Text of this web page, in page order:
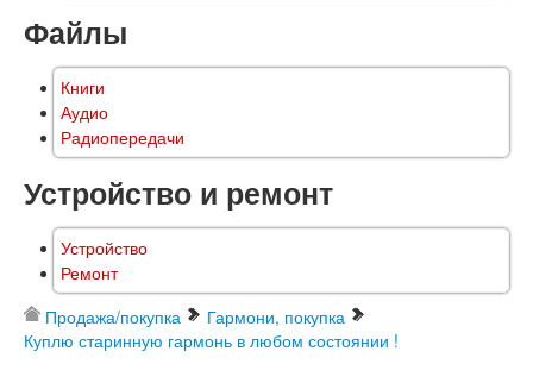
Файлы
Книги
Аудио
Радиопередачи
Устройство и ремонт
Устройство
Ремонт
Продажа/покупка
Гармони, покупка
Куплю старинную гармонь в любом состоянии !